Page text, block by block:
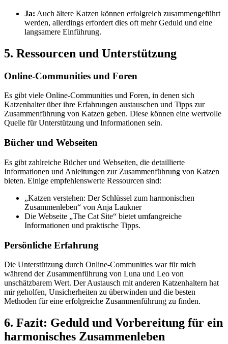
Ja: Auch ältere Katzen können erfolgreich zusammengeführt
werden, allerdings erfordert dies oft mehr Geduld und eine
langsamere Einführung.
5. Ressourcen und Unterstützung
Online-Communities und Foren
Es gibt viele Online-Communities und Foren, in denen sich
Katzenhalter über ihre Erfahrungen austauschen und Tipps zur
Zusammenführung von Katzen geben. Diese können eine wertvolle
Quelle für Unterstützung und Informationen sein.
Bücher und Webseiten
Es gibt zahlreiche Bücher und Webseiten, die detaillierte
Informationen und Anleitungen zur Zusammenführung von Katzen
bieten. Einige empfehlenswerte Ressourcen sind:
„Katzen verstehen: Der Schlüssel zum harmonischen
Zusammenleben“ von Anja Laukner
Die Webseite „The Cat Site“ bietet umfangreiche
Informationen und praktische Tipps.
Persönliche Erfahrung
Die Unterstützung durch Online-Communities war für mich
während der Zusammenführung von Luna und Leo von
unschätzbarem Wert. Der Austausch mit anderen Katzenhaltern hat
mir geholfen, Unsicherheiten zu überwinden und die besten
Methoden für eine erfolgreiche Zusammenführung zu finden.
6. Fazit: Geduld und Vorbereitung für ein
harmonisches Zusammenleben